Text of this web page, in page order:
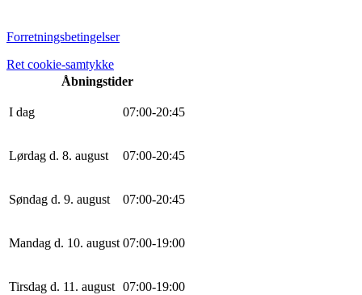
Forretningsbetingelser
Ret cookie-samtykke
Åbningstider
I dag 07:00-20:45
Lørdag d. 8. august 07:00-20:45
Søndag d. 9. august 07:00-20:45
Mandag d. 10. august 07:00-19:00
Tirsdag d. 11. august 07:00-19:00